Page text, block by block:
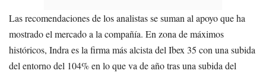
Las recomendaciones de los analistas se suman al apoyo que ha
mostrado el mercado a la compañía. En zona de máximos
históricos, Indra es la firma más alcista del Ibex 35 con una subida
del entorno del 104% en lo que va de año tras una subida del